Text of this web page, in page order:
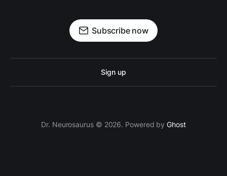
Subscribe now
Sign up
Dr. Neurosaurus © 2026. Powered byGhost